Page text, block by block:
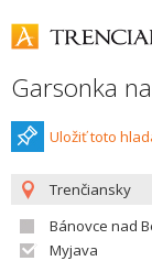
Garsonka
Uložiť toto
Trenčiansky
Bánovce nad
Myjava